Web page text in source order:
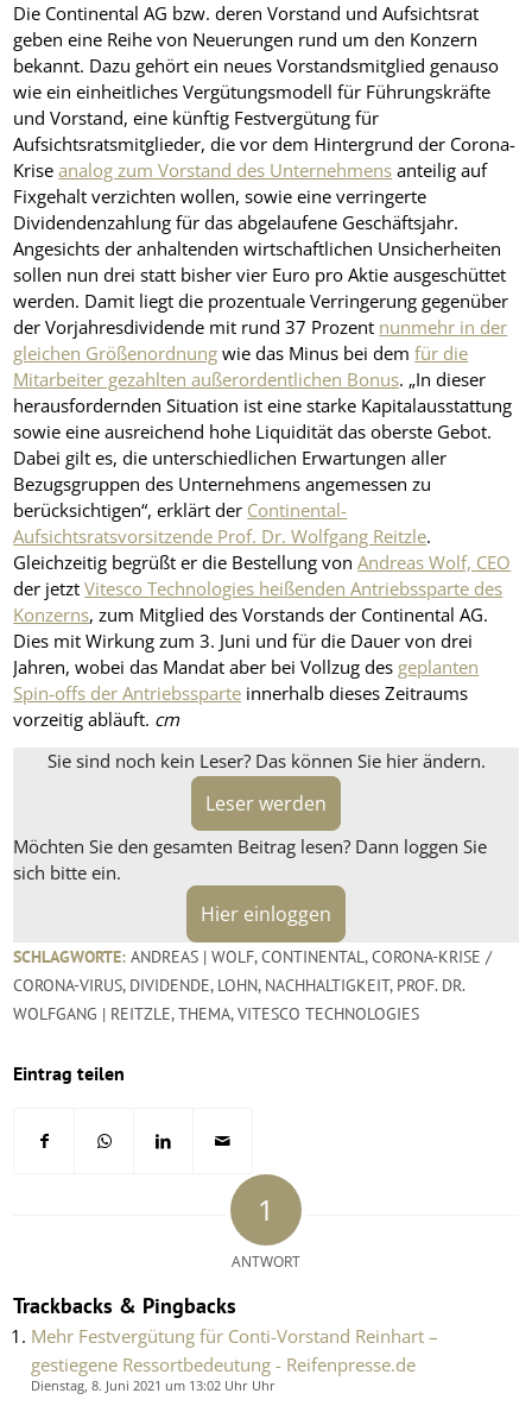
Die Continental AG bzw. deren Vorstand und Aufsichtsrat
geben eine Reihe von Neuerungen rund um den Konzern
bekannt. Dazu gehört ein neues Vorstandsmitglied genauso
wie ein einheitliches Vergütungsmodell für Führungskräfte
und Vorstand, eine künftig Festvergütung für
Aufsichtsratsmitglieder, die vor dem Hintergrund der Corona-
Kriseanalog zum Vorstand des Unternehmens anteilig auf
Fixgehalt verzichten wollen, sowie eine verringerte
Dividendenzahlung für das abgelaufene Geschäftsjahr.
Angesichts der anhaltenden wirtschaftlichen Unsicherheiten
sollen nun drei statt bisher vier Euro pro Aktie ausgeschüttet
werden. Damit liegt die prozentuale Verringerung gegenüber
der Vorjahresdividende mit rund 37 Prozent nunmehr in der
gleichen Größenordnung wie das Minus bei demfür die
Mitarbeiter gezahlten außerordentlichen Bonus. „In dieser
herausfordernden Situation ist eine starke Kapitalausstattung
sowie eine ausreichend hohe Liquidität das oberste Gebot.
Dabei gilt es, die unterschiedlichen Erwartungen aller
Bezugsgruppen des Unternehmens angemessen zu
berücksichtigen“, erklärt der Continental-
Aufsichtsratsvorsitzende Prof. Dr. Wolfgang Reitzle.
Gleichzeitig begrüßt er die Bestellung vonAndreas Wolf, CEO
der jetztVitesco Technologies heißenden Antriebssparte des
Konzerns, zum Mitglied des Vorstands der Continental AG.
Dies mit Wirkung zum 3. Juni und für die Dauer von drei
Jahren, wobei das Mandat aber bei Vollzug des geplanten
Spin-offs der Antriebssparte innerhalb dieses Zeitraums
vorzeitig abläuft. cm
Sie sind noch kein Leser? Das können Sie hier ändern.
Leser werden
Möchten Sie den gesamten Beitrag lesen? Dann loggen Sie
sich bitte ein.
Hier einloggen
SCHLAGWORTE: ANDREAS | WOLF,CONTINENTAL,CORONA-KRISE /
CORONA-VIRUS, DIVIDENDE, LOHN, NACHHALTIGKEIT, PROF. DR.
WOLFGANG | REITZLE,THEMA,VITESCO TECHNOLOGIES
Eintrag teilen
1
ANTWORT
Trackbacks & Pingbacks
Mehr Festvergütung für Conti-Vorstand Reinhart –
gestiegene Ressortbedeutung - Reifenpresse.de
Dienstag, 8. Juni 2021 um 13:02 Uhr Uhr